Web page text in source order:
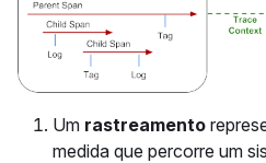
Um rastreamento
medida que percorre um